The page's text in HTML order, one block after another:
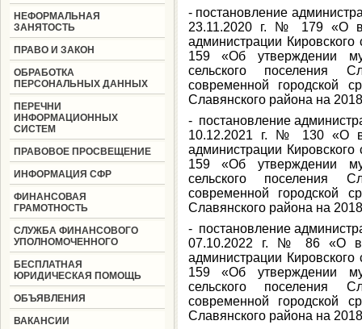
НЕФОРМАЛЬНАЯ
ЗАНЯТОСТЬ
ПРАВО И ЗАКОН
ОБРАБОТКА
ПЕРСОНАЛЬНЫХ ДАННЫХ
ПЕРЕЧНИ
ИНФОРМАЦИОННЫХ
СИСТЕМ
ПРАВОВОЕ ПРОСВЕЩЕНИЕ
ИНФОРМАЦИЯ СФР
ФИНАНСОВАЯ
ГРАМОТНОСТЬ
СЛУЖБА ФИНАНСОВОГО
УПОЛНОМОЧЕННОГО
БЕСПЛАТНАЯ
ЮРИДИЧЕСКАЯ ПОМОЩЬ
ОБЪЯВЛЕНИЯ
ВАКАНСИИ
- постановление
23.11.2020 г. № 179 «О
администрации
159 «Об утверждении
сельского поселения
современной городской
Славянского района на
- постановление
10.12.2021 г. № 130 «О
администрации
159 «Об утверждении
сельского поселения
современной городской
Славянского района на
- постановление
07.10.2022 г. № 86 «О
администрации
159 «Об утверждении
сельского поселения
современной городской
Славянского района на